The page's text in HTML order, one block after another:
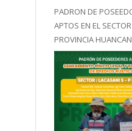
PADRON DE
APTOS EN EL
PROVINCIA